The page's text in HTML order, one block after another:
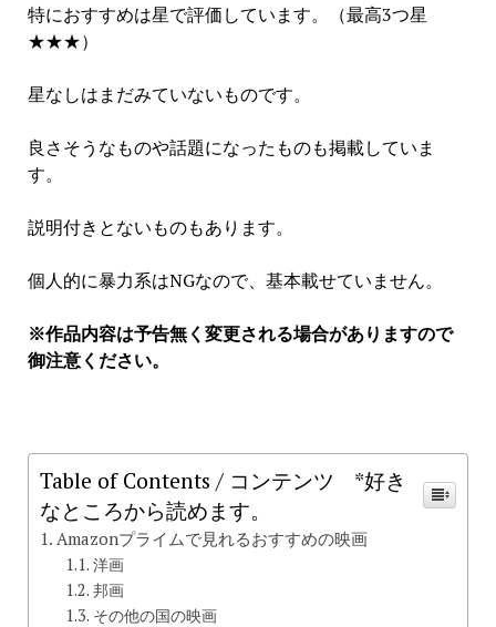
特におすすめは星で評価しています。（最高3つ星
★★★）
星なしはまだみていないものです。
良さそうなものや話題になったものも掲載していま
す。
説明付きとないものもあります。
個人的に暴力系はNGなので、基本載せていません。
※作品内容は予告無く変更される場合がありますので
御注意ください。
Table of Contents / コンテンツ *好き
なところから読めます。
Amazonプライムで見れるおすすめの映画
洋画
邦画
その他の国の映画